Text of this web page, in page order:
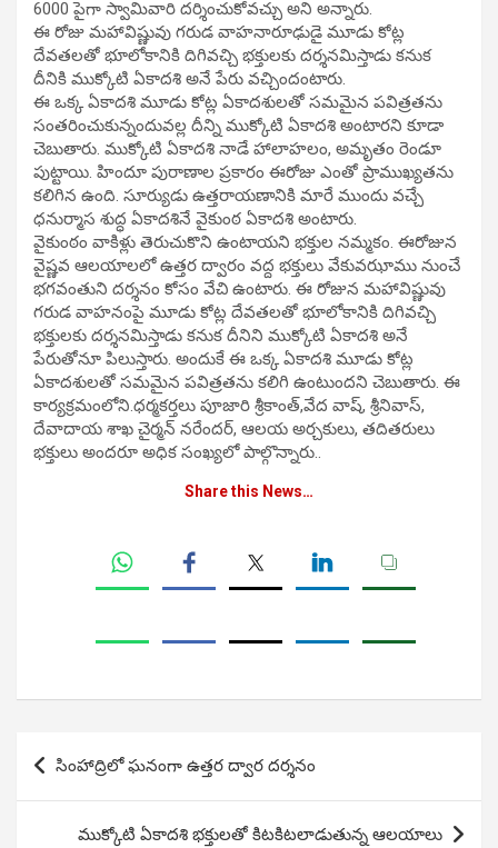
6000 పైగా స్వామివారి దర్శించుకోవచ్చు అని అన్నారు.
ఈ రోజు మహావిష్ణువు గరుడ వాహనారూఢుడై మూడు కోట్ల
దేవతలతో భూలోకానికి దిగివచ్చి భక్తులకు దర్శనమిస్తాడు కనుక
దీనికి ముక్కోటి ఏకాదశి అనే పేరు వచ్చిందంటారు.
ఈ ఒక్క ఏకాదశి మూడు కోట్ల ఏకాదశులతో సమమైన పవిత్రతను
సంతరించుకున్నందువల్ల దీన్ని ముక్కోటి ఏకాదశి అంటారని కూడా
చెబుతారు. ముక్కోటి ఏకాదశి నాడే హాలాహలం, అమృతం రెండూ
పుట్టాయి. హిందూ పురాణాల ప్రకారం ఈరోజు ఎంతో ప్రాముఖ్యతను
కలిగిన ఉంది. సూర్యుడు ఉత్తరాయణానికి మారే ముందు వచ్చే
ధనుర్మాస శుద్ధ ఏకాదశినే వైకుంఠ ఏకాదశి అంటారు.
వైకుంఠం వాకిళ్లు తెరుచుకొని ఉంటాయని భక్తుల నమ్మకం. ఈరోజున
వైష్ణవ ఆలయాలలో ఉత్తర ద్వారం వద్ద భక్తులు వేకువఝాము నుంచే
భగవంతుని దర్శనం కోసం వేచి ఉంటారు. ఈ రోజున మహావిష్ణువు
గరుడ వాహనంపై మూడు కోట్ల దేవతలతో భూలోకానికి దిగివచ్చి
భక్తులకు దర్శనమిస్తాడు కనుక దీనిని ముక్కోటి ఏకాదశి అనే
పేరుతోనూ పిలుస్తారు. అందుకే ఈ ఒక్క ఏకాదశి మూడు కోట్ల
ఏకాదశులతో సమమైన పవిత్రతను కలిగి ఉంటుందని చెబుతారు. ఈ
కార్యక్రమంలోని.ధర్మకర్తలు పూజారి శ్రీకాంత్,వేద వాష్, శ్రీనివాస్,
దేవాదాయ శాఖ చైర్మన్ నరేందర్, ఆలయ అర్చకులు, తదితరులు
భక్తులు అందరూ అధిక సంఖ్యలో పాల్గొన్నారు..
Share this News…
Post
navigation
సింహాద్రిలో ఘనంగా ఉత్తర ద్వార దర్శనం
ముక్కోటి ఏకాదశి భక్తులతో కిటకిటలాడుతున్న ఆలయాలు